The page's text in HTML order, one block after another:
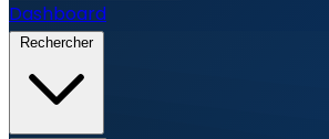
Dashboard
Rechercher